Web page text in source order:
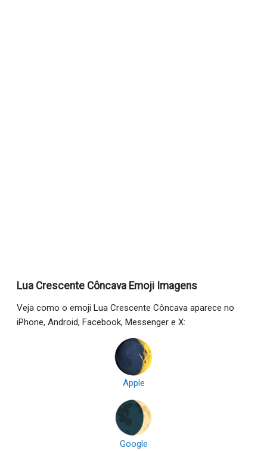
Lua Crescente Côncava Emoji Imagens
Veja como o emoji Lua Crescente Côncava aparece no
iPhone, Android, Facebook, Messenger e X:
Apple
Google